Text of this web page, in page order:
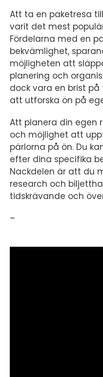
Att ta en paketresa
varit det mest
Fördelarna med en
bekvämlighet,
möjligheten att
planering och
dock vara en brist
att utforska ön på
Att planera din egen
och möjlighet att
pärlorna på ön. Du
efter dina specifika
Nackdelen är att du
research och
tidskrävande och
–